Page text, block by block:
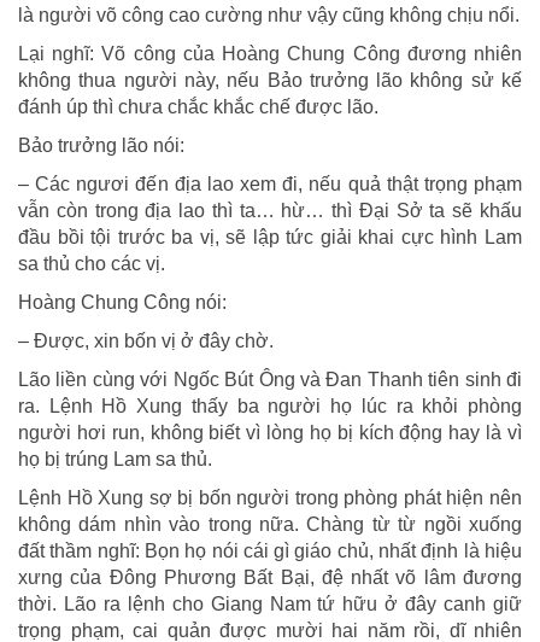
là người võ công cao cường như vậy cũng không chịu nổi.
Lại nghĩ: Võ công của Hoàng Chung Công đương nhiên
không thua người này, nếu Bảo trưởng lão không sử kế
đánh úp thì chưa chắc khắc chế được lão.
Bảo trưởng lão nói:
– Các ngươi đến địa lao xem đi, nếu quả thật trọng phạm
vẫn còn trong địa lao thì ta… hừ… thì Đại Sở ta sẽ khấu
đầu bồi tội trước ba vị, sẽ lập tức giải khai cực hình Lam
sa thủ cho các vị.
Hoàng Chung Công nói:
– Được, xin bốn vị ở đây chờ.
Lão liền cùng với Ngốc Bút Ông và Đan Thanh tiên sinh đi
ra. Lệnh Hồ Xung thấy ba người họ lúc ra khỏi phòng
người hơi run, không biết vì lòng họ bị kích động hay là vì
họ bị trúng Lam sa thủ.
Lệnh Hồ Xung sợ bị bốn người trong phòng phát hiện nên
không dám nhìn vào trong nữa. Chàng từ từ ngồi xuống
đất thầm nghĩ: Bọn họ nói cái gì giáo chủ, nhất định là hiệu
xưng của Đông Phương Bất Bại, đệ nhất võ lâm đương
thời. Lão ra lệnh cho Giang Nam tứ hữu ở đây canh giữ
trọng phạm, cai quản được mười hai năm rồi, dĩ nhiên